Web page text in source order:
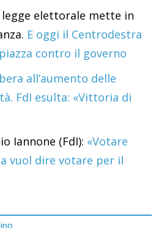
elettorale mette in
E oggi il Centrodestra
contro il governo
all’aumento delle
FdI esulta: «Vittoria di
Iannone (FdI): «Votare
vuol dire votare per il